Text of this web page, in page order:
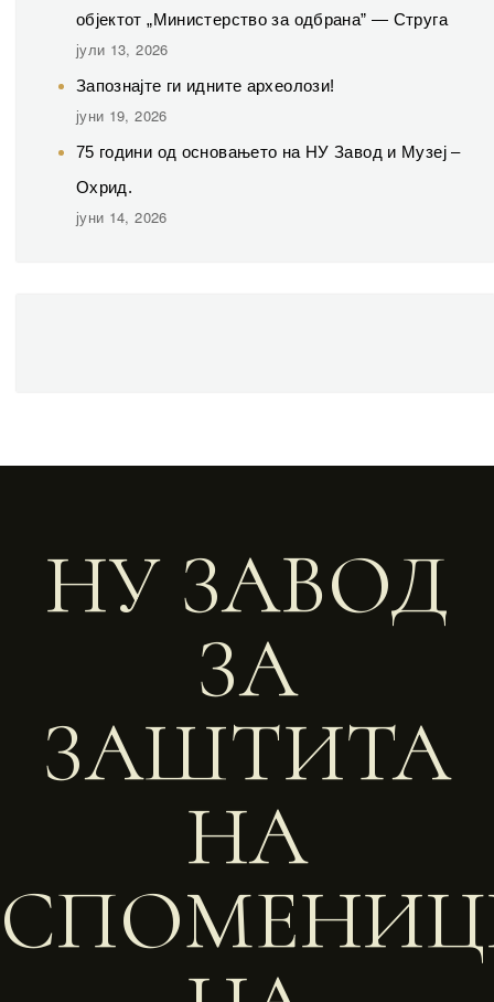
објектот „Министерство за одбрана” — Струга
јули 13, 2026
Запознајте ги идните археолози!
јуни 19, 2026
75 години од основањето на НУ Завод и Музеј –
Охрид.
јуни 14, 2026
НУ ЗАВОД
ЗА
ЗАШТИТА
НА